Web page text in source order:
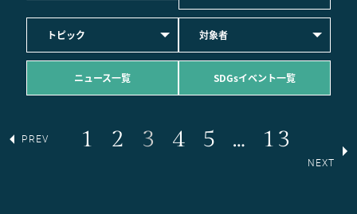
トピック 対象者
ニュース一覧 SDGsイベント一覧
PREV 1 2 3 4 5 … 13
NEXT